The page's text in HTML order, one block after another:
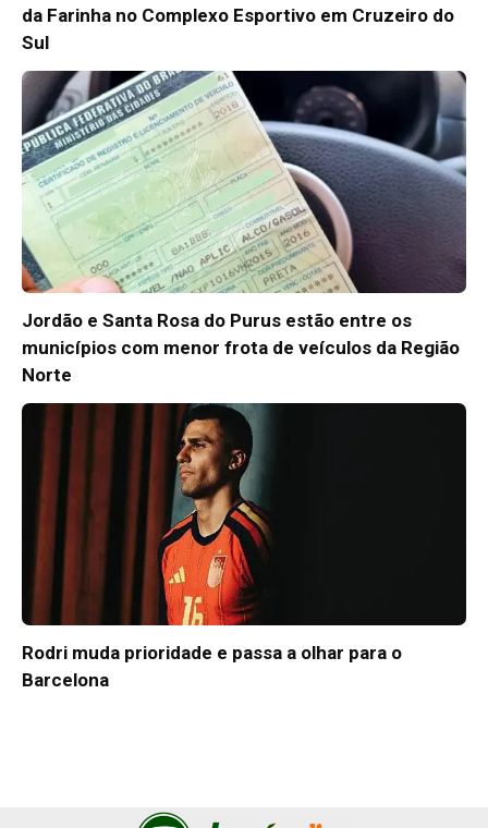
da Farinha no Complexo Esportivo em Cruzeiro do
Sul
Jordão e Santa Rosa do Purus estão entre os
municípios com menor frota de veículos da Região
Norte
Rodri muda prioridade e passa a olhar para o
Barcelona